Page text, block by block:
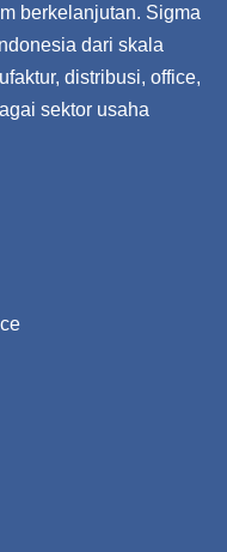
berkelanjutan. Sigma
dari skala
distribusi, office,
sektor usaha